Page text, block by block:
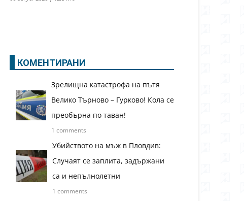
КОМЕНТИРАНИ
Зрелищна катастрофа на пътя
Велико Търново – Гурково! Кола се
преобърна по таван!
1 comments
Убийството на мъж в Пловдив:
Случаят се заплита, задържани
са и непълнолетни
1 comments